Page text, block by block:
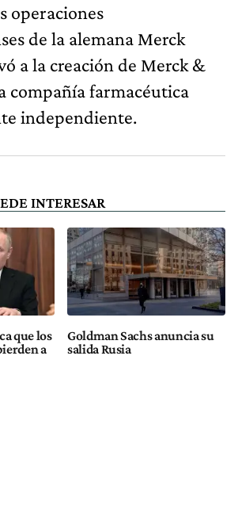
operaciones
de la alemana Merck
a la creación de Merck &
compañía farmacéutica
independiente.
INTERESAR
que los
a
Goldman Sachs anuncia su
salida Rusia